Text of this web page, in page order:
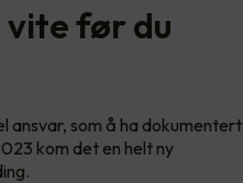
vite før du
ansvar, som å ha dokumentert
kom det en helt ny